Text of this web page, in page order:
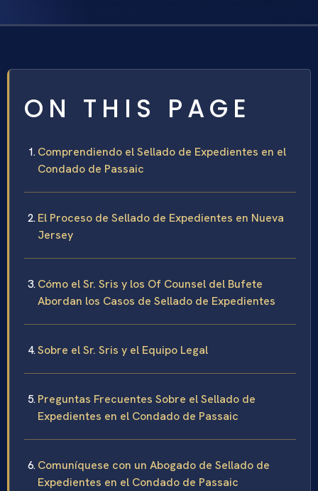
ON THIS PAGE
Comprendiendo el Sellado de Expedientes en el
Condado de Passaic
El Proceso de Sellado de Expedientes en Nueva
Jersey
Cómo el Sr. Sris y los Of Counsel del Bufete
Abordan los Casos de Sellado de Expedientes
Sobre el Sr. Sris y el Equipo Legal
Preguntas Frecuentes Sobre el Sellado de
Expedientes en el Condado de Passaic
Comuníquese con un Abogado de Sellado de
Expedientes en el Condado de Passaic